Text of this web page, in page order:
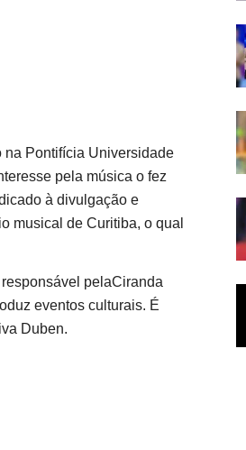
na Pontifícia Universidade
pela música o fez
à divulgação e
musical de Curitiba, o qual
pelaCiranda
eventos culturais. É
Duben.